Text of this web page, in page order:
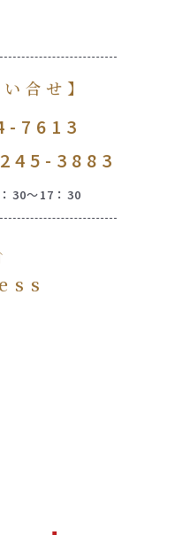
合せ】
7613
3883
30～17：30